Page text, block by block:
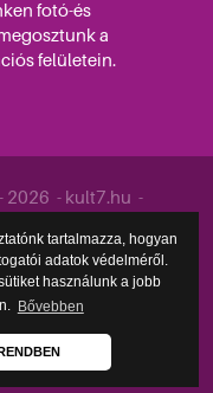
tartalmazza, hogyan
adatok védelméről.
használunk a jobb
Bővebben
RENDBEN
fotó-és
a
felületein.
2026 - kult7.hu -